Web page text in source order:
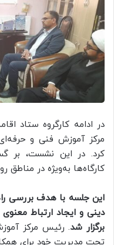
در ادامه کارگروه ستاد
مرکز آموزش فنی و
کرد. در این نشست، بر
کارگاه‌ها به‌ویژه در
این جلسه با هدف بررسی
دینی و ایجاد ارتباط معنوی
برگزار شد. رئیس مرکز
تحت مدیریت خود برای